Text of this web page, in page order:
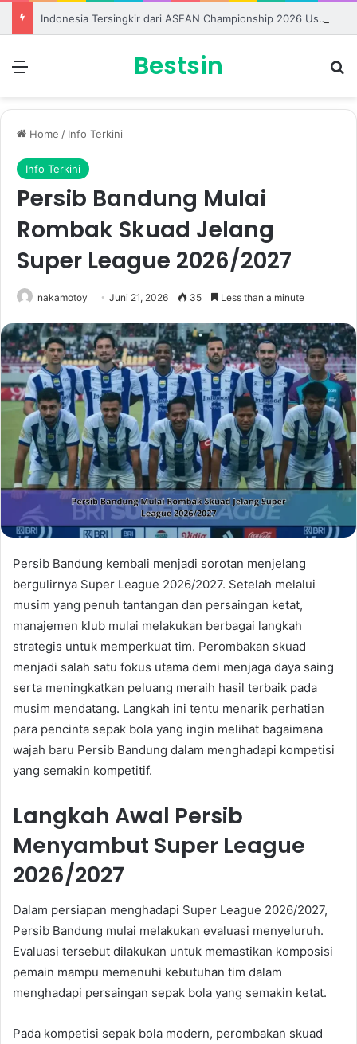
Indonesia Tersingkir dari ASEAN Championship 2026 Usai Ditahan Singapura
Bestsin
Home / Info Terkini
Info Terkini
Persib Bandung Mulai
Rombak Skuad Jelang
Super League 2026/2027
nakamotoy Juni 21, 2026 35 Less than a minute
Persib Bandung kembali menjadi sorotan menjelang
bergulirnya Super League 2026/2027. Setelah melalui
musim yang penuh tantangan dan persaingan ketat,
manajemen klub mulai melakukan berbagai langkah
strategis untuk memperkuat tim. Perombakan skuad
menjadi salah satu fokus utama demi menjaga daya saing
serta meningkatkan peluang meraih hasil terbaik pada
musim mendatang. Langkah ini tentu menarik perhatian
para pencinta sepak bola yang ingin melihat bagaimana
wajah baru Persib Bandung dalam menghadapi kompetisi
yang semakin kompetitif.
Langkah Awal Persib
Menyambut Super League
2026/2027
Dalam persiapan menghadapi Super League 2026/2027,
Persib Bandung mulai melakukan evaluasi menyeluruh.
Evaluasi tersebut dilakukan untuk memastikan komposisi
pemain mampu memenuhi kebutuhan tim dalam
menghadapi persaingan sepak bola yang semakin ketat.
Pada kompetisi sepak bola modern, perombakan skuad